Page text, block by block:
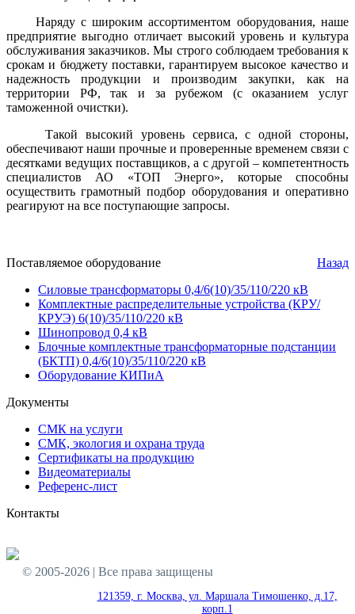
Наряду с широким ассортиментом оборудования, наше
предприятие выгодно отличает высокий уровень и культура
обслуживания заказчиков. Мы строго соблюдаем требования к
срокам и бюджету поставки, гарантируем высокое качество и
надежность продукции и производим закупки, как на
территории РФ, так и за рубежом (с оказанием услуг
таможенной очистки).
Такой высокий уровень сервиса, с одной стороны,
обеспечивают наши прочные и проверенные временем связи с
десятками ведущих поставщиков, а с другой – компетентность
специалистов АО «ТОП Энерго», которые способны
осуществить грамотный подбор оборудования и оперативно
реагируют на все поступающие запросы.
Назад
Поставляемое оборудование
Силовые трансформаторы 0,4/6(10)/35/110/220 кВ
Комплектные распределительные устройства (КРУ/
КРУЭ) 6(10)/35/110/220 кВ
Шинопровод 0,4 кВ
Блочные комплектные трансформаторные подстанции
(БКТП) 0,4/6(10)/35/110/220 кВ
Оборудование КИПиА
Документы
СМК на услуги
СМК, экология и охрана труда
Сертификаты на продукцию
Видеоматериалы
Референс-лист
Контакты
© 2005-2026 | Все права защищены
121359, г. Москва, ул. Маршала Тимошенко, д.17,
корп.1